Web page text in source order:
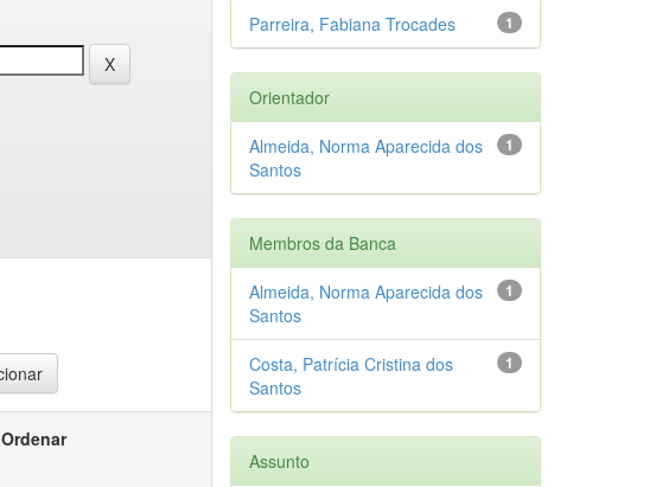
Ordenar
1
Parreira, Fabiana Trocades
Orientador
1
Almeida, Norma Aparecida dos
Santos
Membros da Banca
1
Almeida, Norma Aparecida dos
Santos
1
Costa, Patrícia Cristina dos
Santos
Assunto